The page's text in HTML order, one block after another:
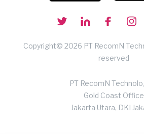
Copyright© 2026 PT RecomN
reserved
PT RecomN
Gold Coast Office
Jakarta Utara, DKI